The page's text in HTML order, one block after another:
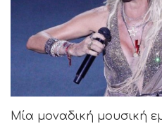
Μία μοναδική μουσική